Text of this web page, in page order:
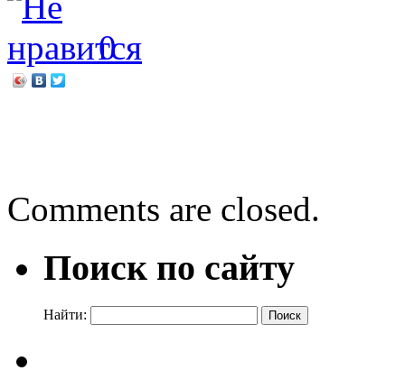
0
Comments are closed.
Поиск по сайту
Найти: